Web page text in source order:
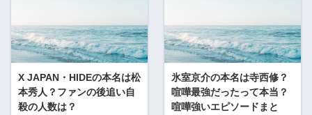
X JAPAN・HIDEの本名は松
本秀人？ファンの後追い自
殺の人数は？
氷室京介の本名は寺西修？
喧嘩最強だったって本当？
喧嘩強いエピソードまと